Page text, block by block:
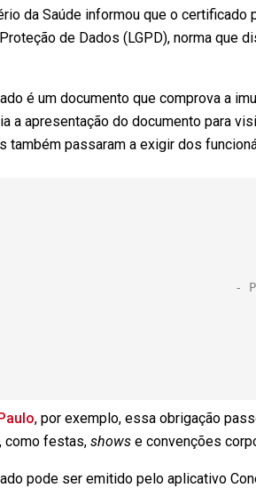
da Saúde informou que o certificado
de Dados (LGPD), norma que
é um documento que comprova a
a apresentação do documento para
também passaram a exigir dos
, por exemplo, essa obrigação
como festas, shows e convenções
pode ser emitido pelo aplicativo